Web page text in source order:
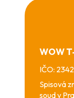
Z
WOW
IČO:
Spisová
soud v